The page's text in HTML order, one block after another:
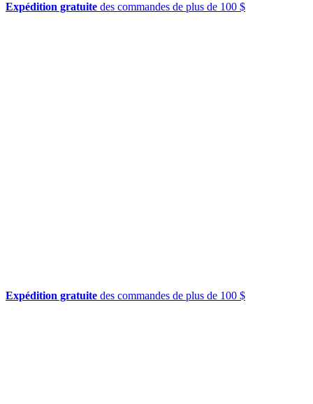
Expédition gratuite des commandes de plus de 100 $
Expédition gratuite des commandes de plus de 100 $